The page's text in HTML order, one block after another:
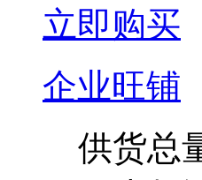
立即购买
企业旺铺
供货总